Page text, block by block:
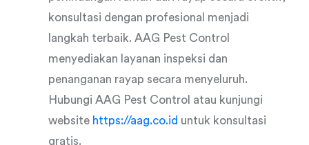
konsultasi dengan profesional menjadi
langkah terbaik. AAG Pest Control
menyediakan layanan inspeksi dan
penanganan rayap secara menyeluruh.
Hubungi AAG Pest Control atau kunjungi
website https://aag.co.id untuk konsultasi
gratis.